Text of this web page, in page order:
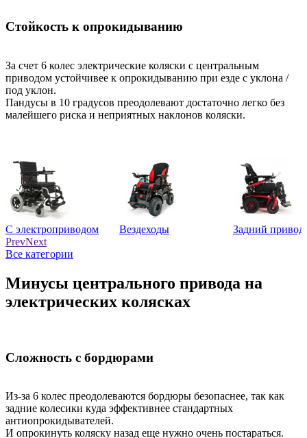
Стойкость к опрокидыванию
За счет 6 колес электрические коляски с центральным
приводом устойчивее к опрокидыванию при езде с уклона /
под уклон.
Пандусы в 10 градусов преодолевают достаточно легко без
малейшего риска и неприятных наклонов коляски.
С электроприводом Вездеходы
Задний привод
PrevNext
Все категории
Минусы центрального привода на
электрических колясках
Сложность с бордюрами
Из-за 6 колес преодолеваются бордюры безопаснее, так как
задние колесики куда эффективнее стандартных
антиопрокидывателей.
И опрокинуть коляску назад еще нужно очень постараться.